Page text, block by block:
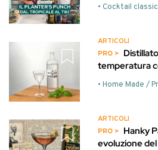
• Cocktail
ARTICOLI
temperatura
• Home Made /
ARTICOLI
Hanky
evoluzione